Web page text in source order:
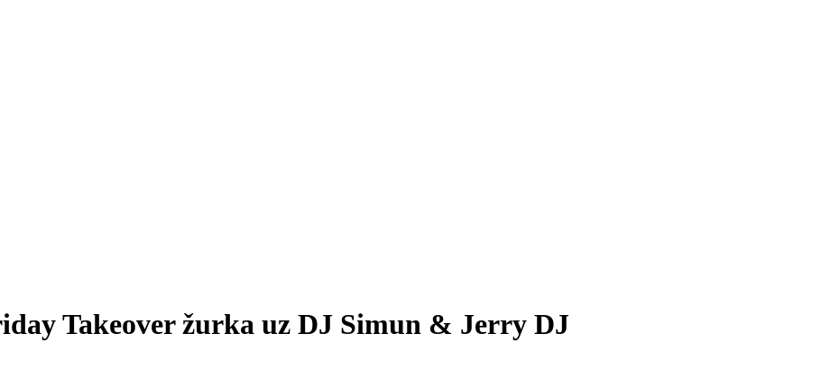
Takeover žurka uz DJ Simun & Jerry DJ